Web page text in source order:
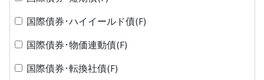
国際債券･ハイイールド債(F)
国際債券･物価連動債(F)
国際債券･転換社債(F)